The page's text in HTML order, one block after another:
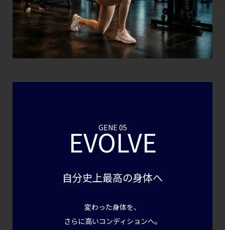
GENE 05
EVOLVE
自分史上最高の身体へ
変わった身体を、
さらに高いコンディションへ。